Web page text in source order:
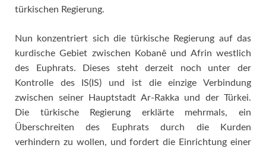
türkischen Regierung.
Nun konzentriert sich die türkische Regierung auf das
kurdische Gebiet zwischen Kobanê und Afrin westlich
des Euphrats. Dieses steht derzeit noch unter der
Kontrolle des IS(IS) und ist die einzige Verbindung
zwischen seiner Hauptstadt Ar-Rakka und der Türkei.
Die türkische Regierung erklärte mehrmals, ein
Überschreiten des Euphrats durch die Kurden
verhindern zu wollen, und fordert die Einrichtung einer